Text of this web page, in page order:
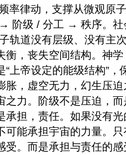
率律动，支撑从微观原
阶级 / 分工 → 秩序。社
轨道没有层级、没有主
衡，丧失空间结构。神
“上帝设定的能级结构”，
胀，虚空无力，幻生压
之力。阶级不是压迫，
承担，责任。如果没有
可能承担宇宙的力量。
受。而是承担与责任的